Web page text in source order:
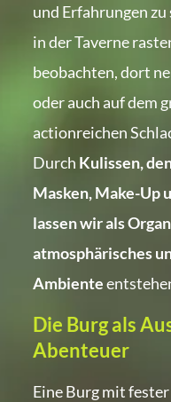
und Erfahrungen
in der Taverne
beobachten, dort
oder auch auf dem
actionreichen
Durch Kulissen,
Masken, Make-Up
lassen wir als
atmosphärisches
Ambiente
Die Burg als
Abenteuer
Eine Burg mit